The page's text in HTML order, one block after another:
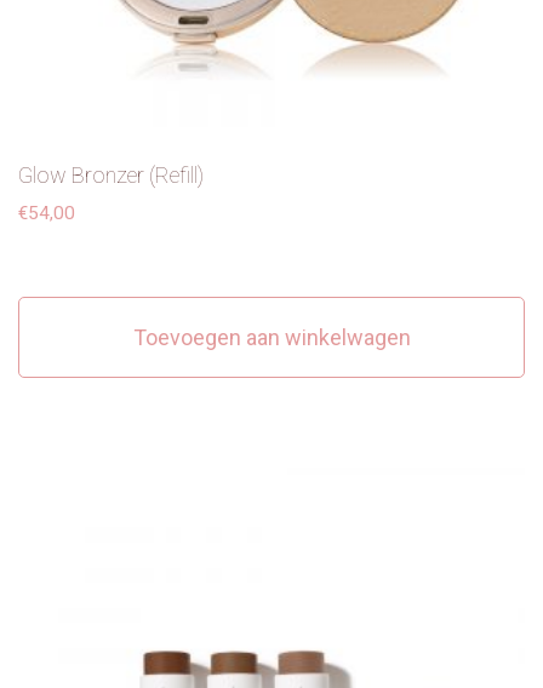
Glow Bronzer (Refill)
€54,00
Toevoegen aan winkelwagen